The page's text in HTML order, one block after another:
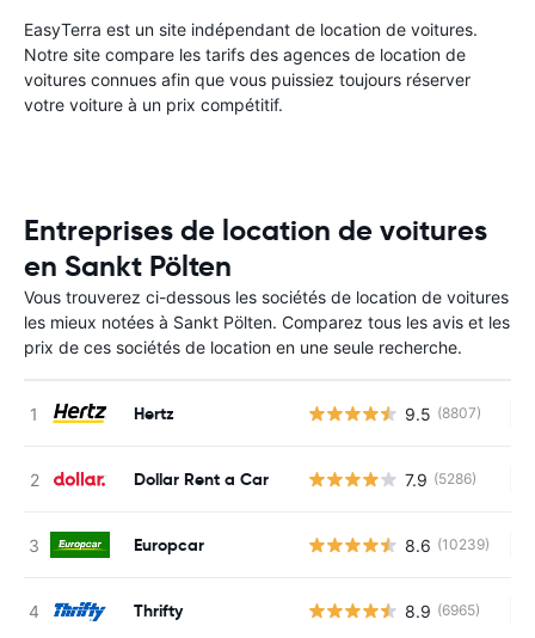
EasyTerra est un site indépendant de location de voitures.
Notre site compare les tarifs des agences de location de
voitures connues afin que vous puissiez toujours réserver
votre voiture à un prix compétitif.
Entreprises de location de voitures
en Sankt Pölten
Vous trouverez ci-dessous les sociétés de location de voitures
les mieux notées à Sankt Pölten. Comparez tous les avis et les
prix de ces sociétés de location en une seule recherche.
Hertz 9.5 (8807)
Dollar Rent a Car 7.9 (5286)
Europcar 8.6 (10239)
Thrifty 8.9 (6965)